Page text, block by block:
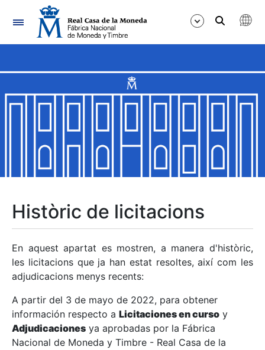
Navegació
Mostra/Amaga
Mostra/Amaga
Mostra/Amaga
Mostra/Amaga
Mostra/Amaga
Històric de licitacions
En aquest apartat es mostren, a manera d'històric,
les licitacions que ja han estat resoltes, així com les
adjudicacions menys recents:
A partir del 3 de mayo de 2022, para obtener
información respecto a Licitaciones en curso y
Adjudicaciones ya aprobadas por la Fábrica
Nacional de Moneda y Timbre - Real Casa de la